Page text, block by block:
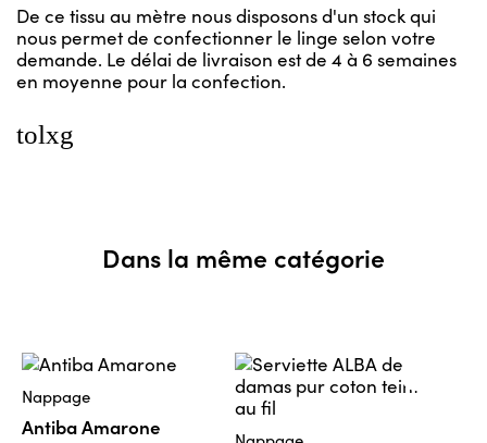
De ce tissu au mètre nous disposons d'un stock qui
nous permet de confectionner le linge selon votre
demande. Le délai de livraison est de 4 à 6 semaines
en moyenne pour la confection.
tolxg
Dans la même catégorie
Nappage
Antiba Amarone